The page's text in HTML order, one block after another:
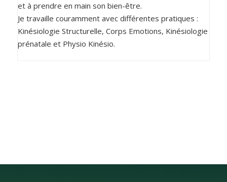
et à prendre en main son bien-être.
Je travaille couramment avec différentes pratiques :
Kinésiologie Structurelle, Corps Emotions, Kinésiologie
prénatale et Physio Kinésio.